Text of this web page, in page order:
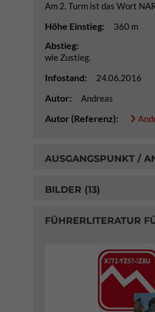
Am 2. Turm ist das Wort
Höhe Einstieg: 360 m
Abstieg:
wie Zustieg.
Infostand: 24.06.2016
Autor: Andreas
Autor (Referenz):
AUSGANGSPUNKT /
BILDER (13)
FÜHRERLITERATUR